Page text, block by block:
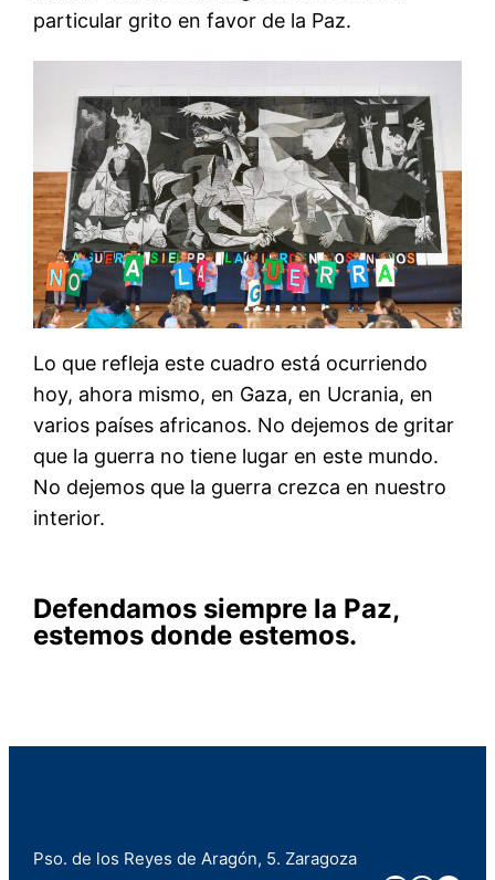
particular grito en favor de la Paz.
Lo que refleja este cuadro está ocurriendo
hoy, ahora mismo, en Gaza, en Ucrania, en
varios países africanos. No dejemos de gritar
que la guerra no tiene lugar en este mundo.
No dejemos que la guerra crezca en nuestro
interior.
Defendamos siempre la Paz,
estemos donde estemos.
Pso. de los Reyes de Aragón, 5. Zaragoza